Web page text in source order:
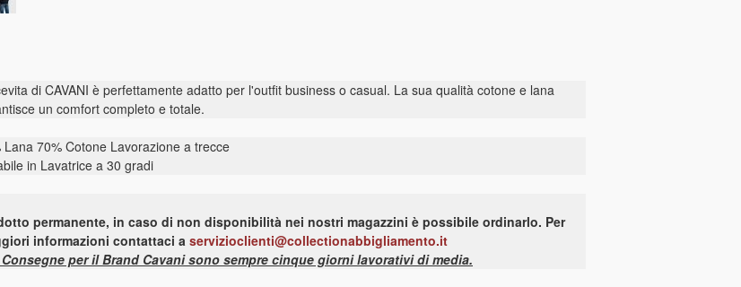
di CAVANI è perfettamente adatto per l'outfit business o casual. La sua qualità cotone e lana
un comfort completo e totale.
Lana 70% Cotone Lavorazione a trecce
in Lavatrice a 30 gradi
permanente, in caso di non disponibilità nei nostri magazzini è possibile ordinarlo. Per
informazioni contattaci a servizioclienti@collectionabbigliamento.it
per il Brand Cavani sono sempre cinque giorni lavorativi di media.